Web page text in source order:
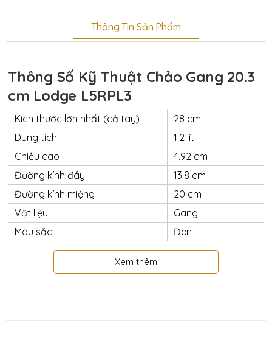
Thông Tin Sản Phẩm
Thông Số Kỹ Thuật Chảo Gang 20.3
cm Lodge L5RPL3
Kích thước lớn nhất (cả tay)
28 cm
Dung tích
1.2 lít
Chiều cao
4.92 cm
Đường kính đáy
13.8 cm
Đường kính miệng
20 cm
Vật liệu
Gang
Màu sắc
Đen
Trọng lượng
1.5 kg
Dùng trong lò nướng
Xem thêm